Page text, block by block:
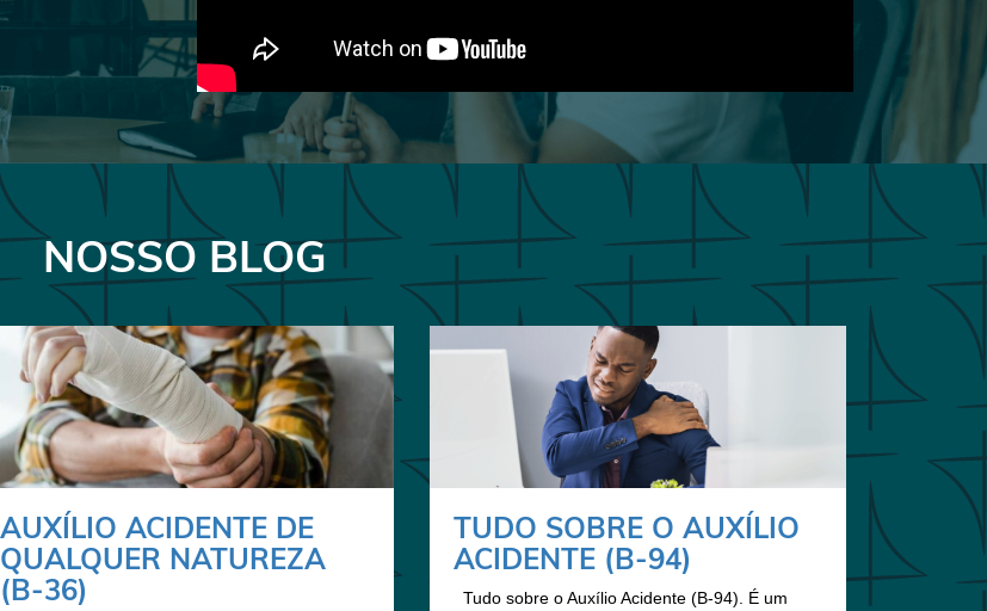
NOSSO BLOG
AUXÍLIO ACIDENTE DE
QUALQUER NATUREZA
(B-36)
TUDO SOBRE O AUXÍLIO
ACIDENTE (B-94)
Tudo sobre o Auxílio Acidente (B-94). É um